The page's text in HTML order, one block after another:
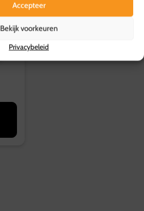
Accepteer
Bekijk voorkeuren
Privacybeleid